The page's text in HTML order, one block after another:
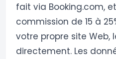
fait via Booking.com,
commission de 15 à
votre propre site Web,
directement. Les